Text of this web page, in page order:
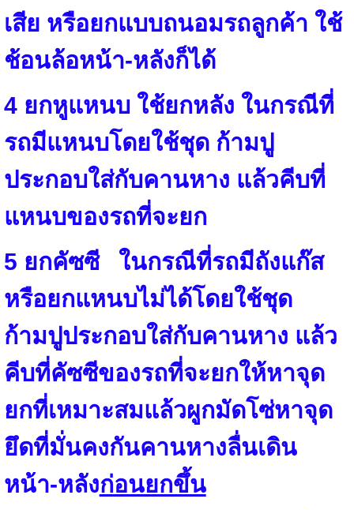
เสีย หรือยกแบบถนอมรถลูกค้า ใช้
ช้อนล้อหน้า-หลังก็ได้
4 ยกหูแหนบ ใช้ยกหลัง ในกรณีที่
รถมีแหนบโดยใช้ชุด ก้ามปู
ประกอบใส่กับคานหาง แล้วคีบที่
แหนบของรถที่จะยก
5 ยกคัซซี ในกรณีที่รถมีถังแก๊ส
หรือยกแหนบไม่ได้โดยใช้ชุด
ก้ามปูประกอบใส่กับคานหาง แล้ว
คีบที่คัซซีของรถที่จะยกให้หาจุด
ยกที่เหมาะสมแล้วผูกมัดโซ่หาจุด
ยึดที่มั่นคงกันคานหางลื่นเดิน
หน้า-หลังก่อนยกขึ้น